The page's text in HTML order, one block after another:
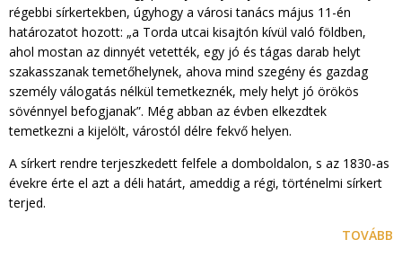
régebbi sírkertekben, úgyhogy a városi tanács május 11-én
határozatot hozott: „a Torda utcai kisajtón kívül való földben,
ahol mostan az dinnyét vetették, egy jó és tágas darab helyt
szakasszanak temetőhelynek, ahova mind szegény és gazdag
személy válogatás nélkül temetkeznék, mely helyt jó örökös
sövénnyel befogjanak”. Még abban az évben elkezdtek
temetkezni a kijelölt, várostól délre fekvő helyen.
A sírkert rendre terjeszkedett felfele a domboldalon, s az 1830-as
évekre érte el azt a déli határt, ameddig a régi, történelmi sírkert
terjed.
TOVÁBB